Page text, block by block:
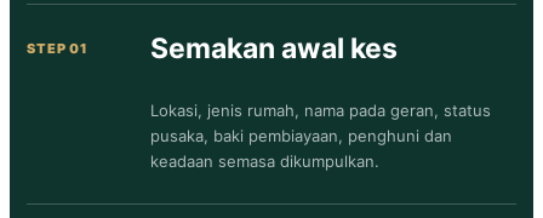
Semakan awal kes
Lokasi, jenis rumah, nama pada geran, status
pusaka, baki pembiayaan, penghuni dan
keadaan semasa dikumpulkan.